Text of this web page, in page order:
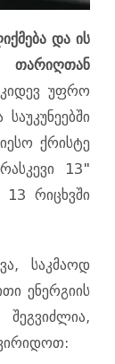
და ის
თარიღთან
უფრო
ქრისტე
13"
რიცხვში
საკმაოდ
ენერგიის